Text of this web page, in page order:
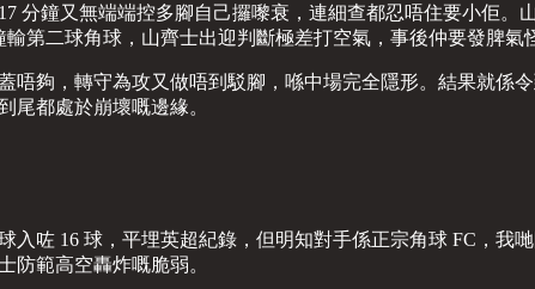
分鐘又無端端控多腳自己攞嚟衰，連細查都忍唔住要小佢
第二球角球，山齊士出迎判斷極差打空氣，事後仲要發脾
唔夠，轉守為攻又做唔到駁腳，喺中場完全隱形。結果就係
尾都處於崩壞嘅邊緣。
入咗 16 球，平埋英超紀錄，但明知對手係正宗角球 FC，
防範高空轟炸嘅脆弱。